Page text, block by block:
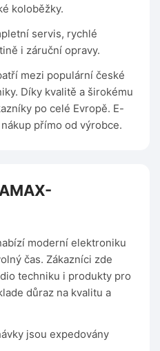
koloběžky.
servis, rychlé
i záruční opravy.
mezi populární české
Díky kvalitě a širokému
po celé Evropě. E-
přímo od výrobce.
moderní elektroniku
čas. Zákazníci zde
techniku i produkty pro
důraz na kvalitu a
jsou expedovány